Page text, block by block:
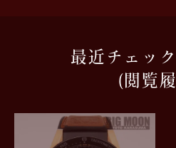
最近チェッ
(閲覧